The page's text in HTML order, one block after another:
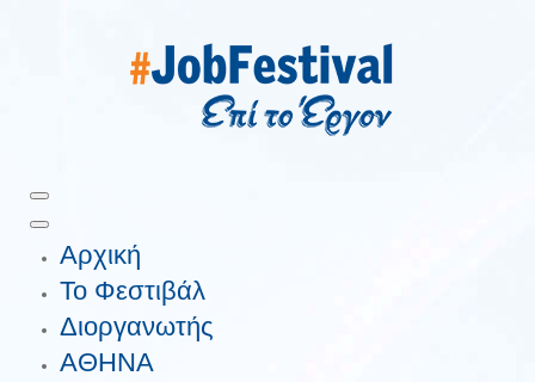
Αρχική
Το Φεστιβάλ
Διοργανωτής
ΑΘΗΝΑ